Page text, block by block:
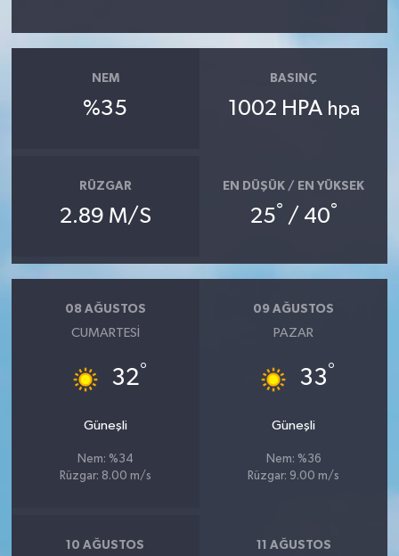
NEM
%35
BASINÇ
1002 HPA hpa
RÜZGAR
2.89 M/S
EN DÜŞÜK / EN YÜKSEK
25° / 40°
08 AĞUSTOS
CUMARTESI
32°
Güneşli
Nem: %34
Rüzgar: 8.00 m/s
09 AĞUSTOS
PAZAR
33°
Güneşli
Nem: %36
Rüzgar: 9.00 m/s
10 AĞUSTOS 11 AĞUSTOS